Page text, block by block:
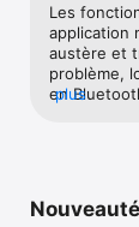
Les
application
austère et
problème,
en
restitué
pas évolué
plus